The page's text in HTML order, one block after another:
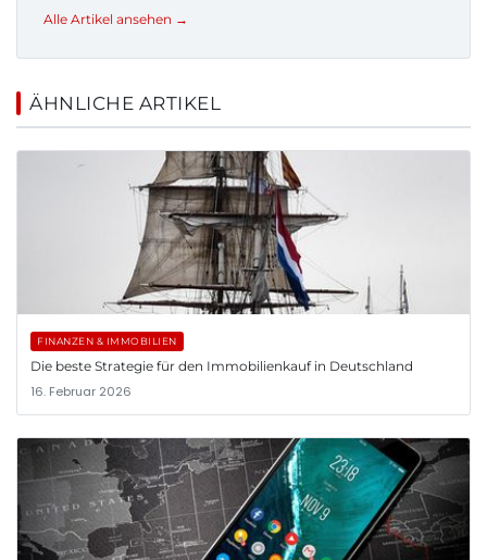
Alle Artikel ansehen →
ÄHNLICHE ARTIKEL
FINANZEN & IMMOBILIEN
Die beste Strategie für den Immobilienkauf in Deutschland
16. Februar 2026